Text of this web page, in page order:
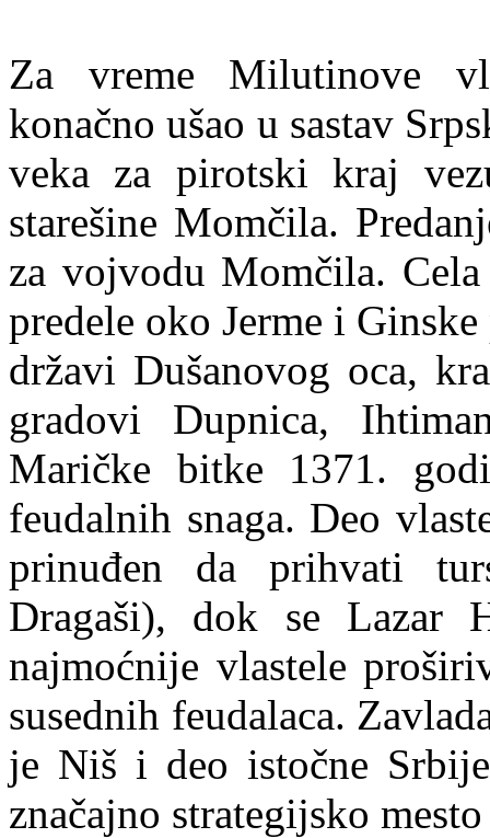
Za vreme Milutinove
konačno ušao u sastav
veka za pirotski kraj
starešine Momčila.
za vojvodu Momčila.
predele oko Jerme i
državi Dušanovog oca,
gradovi Dupnica,
Maričke bitke 1371.
feudalnih snaga. Deo
prinuđen da prihvati
Dragaši), dok se Lazar
najmoćnije vlastele
susednih feudalaca.
je Niš i deo istočne
značajno strategijsko